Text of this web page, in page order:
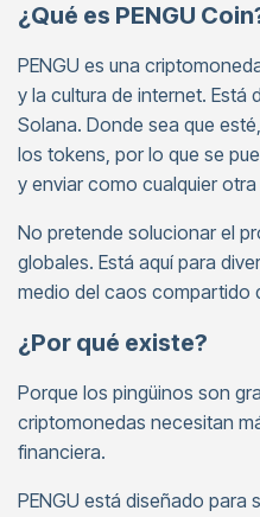
¿Qué es PENGU
PENGU es una
y la cultura de internet. Está
Solana. Donde sea que
los tokens, por lo que se
y enviar como cualquier
No pretende solucionar el
globales. Está aquí para
medio del caos compartido
¿Por qué existe?
Porque los pingüinos son
criptomonedas necesitan
financiera.
PENGU está diseñado para